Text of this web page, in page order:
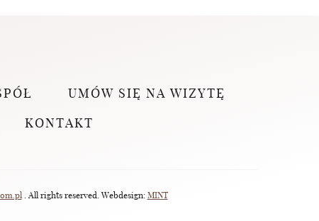
UMÓW SIĘ NA WIZYTĘ
KONTAKT
. All rights reserved. Webdesign: MINT